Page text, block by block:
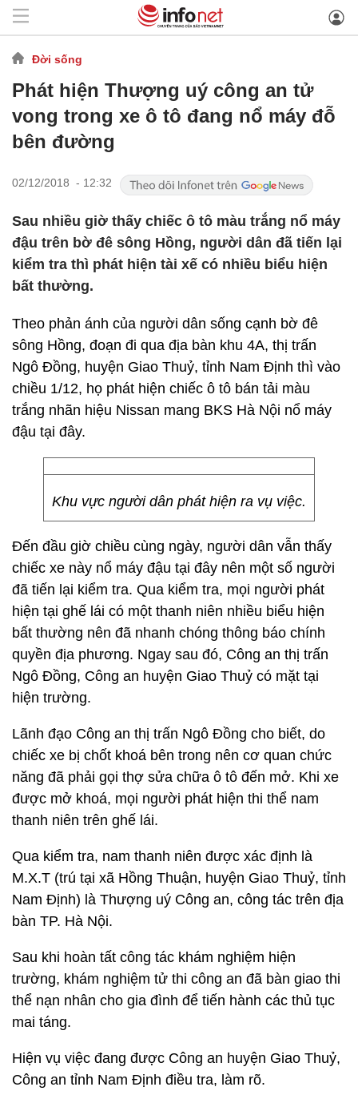
Đời sống
Phát hiện Thượng uý công an tử
vong trong xe ô tô đang nổ máy đỗ
bên đường
02/12/2018 - 12:32
Sau nhiều giờ thấy chiếc ô tô màu trắng nổ máy
đậu trên bờ đê sông Hồng, người dân đã tiến lại
kiểm tra thì phát hiện tài xế có nhiều biểu hiện
bất thường.
Theo phản ánh của người dân sống cạnh bờ đê
sông Hồng, đoạn đi qua địa bàn khu 4A, thị trấn
Ngô Đồng, huyện Giao Thuỷ, tỉnh Nam Định thì vào
chiều 1/12, họ phát hiện chiếc ô tô bán tải màu
trắng nhãn hiệu Nissan mang BKS Hà Nội nổ máy
đậu tại đây.
Khu vực người dân phát hiện ra vụ việc.
Đến đầu giờ chiều cùng ngày, người dân vẫn thấy
chiếc xe này nổ máy đậu tại đây nên một số người
đã tiến lại kiểm tra. Qua kiểm tra, mọi người phát
hiện tại ghế lái có một thanh niên nhiều biểu hiện
bất thường nên đã nhanh chóng thông báo chính
quyền địa phương. Ngay sau đó, Công an thị trấn
Ngô Đồng, Công an huyện Giao Thuỷ có mặt tại
hiện trường.
Lãnh đạo Công an thị trấn Ngô Đồng cho biết, do
chiếc xe bị chốt khoá bên trong nên cơ quan chức
năng đã phải gọi thợ sửa chữa ô tô đến mở. Khi xe
được mở khoá, mọi người phát hiện thi thể nam
thanh niên trên ghế lái.
Qua kiểm tra, nam thanh niên được xác định là
M.X.T (trú tại xã Hồng Thuận, huyện Giao Thuỷ, tỉnh
Nam Định) là Thượng uý Công an, công tác trên địa
bàn TP. Hà Nội.
Sau khi hoàn tất công tác khám nghiệm hiện
trường, khám nghiệm tử thi công an đã bàn giao thi
thể nạn nhân cho gia đình để tiến hành các thủ tục
mai táng.
Hiện vụ việc đang được Công an huyện Giao Thuỷ,
Công an tỉnh Nam Định điều tra, làm rõ.